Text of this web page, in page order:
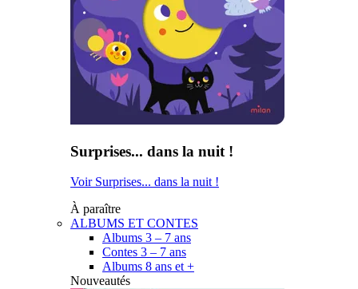
Surprises... dans la nuit !
Voir Surprises... dans la nuit !
À paraître
ALBUMS ET CONTES
Albums 3 – 7 ans
Contes 3 – 7 ans
Albums 8 ans et +
Nouveautés